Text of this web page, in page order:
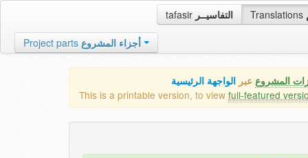
tafasir التفاسيــر Translations
Project parts أجزاء المشروع
المشروع عبر الواجهة الرئيسية
This is a printable version, to view full-featured